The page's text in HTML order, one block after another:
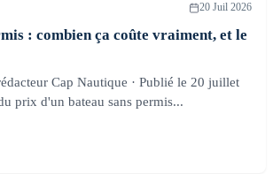
20 Juil 2026
: combien ça coûte vraiment, et le
Cap Nautique · Publié le 20 juillet
prix d'un bateau sans permis...